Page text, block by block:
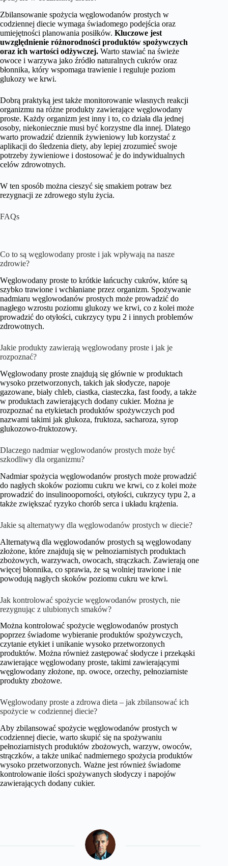
Zbilansowanie spożycia węglowodanów prostych w
codziennej diecie wymaga świadomego podejścia oraz
umiejętności planowania posiłków. Kluczowe jest
uwzględnienie różnorodności produktów spożywczych
oraz ich wartości odżywczej. Warto stawiać na świeże
owoce i warzywa jako źródło naturalnych cukrów oraz
błonnika, który wspomaga trawienie i reguluje poziom
glukozy we krwi.
Dobrą praktyką jest także monitorowanie własnych reakcji
organizmu na różne produkty zawierające węglowodany
proste. Każdy organizm jest inny i to, co działa dla jednej
osoby, niekoniecznie musi być korzystne dla innej. Dlatego
warto prowadzić dziennik żywieniowy lub korzystać z
aplikacji do śledzenia diety, aby lepiej zrozumieć swoje
potrzeby żywieniowe i dostosować je do indywidualnych
celów zdrowotnych.
W ten sposób można cieszyć się smakiem potraw bez
rezygnacji ze zdrowego stylu życia.
FAQs
Co to są węglowodany proste i jak wpływają na nasze
zdrowie?
Węglowodany proste to krótkie łańcuchy cukrów, które są
szybko trawione i wchłaniane przez organizm. Spożywanie
nadmiaru węglowodanów prostych może prowadzić do
nagłego wzrostu poziomu glukozy we krwi, co z kolei może
prowadzić do otyłości, cukrzycy typu 2 i innych problemów
zdrowotnych.
Jakie produkty zawierają węglowodany proste i jak je
rozpoznać?
Węglowodany proste znajdują się głównie w produktach
wysoko przetworzonych, takich jak słodycze, napoje
gazowane, biały chleb, ciastka, ciasteczka, fast foody, a także
w produktach zawierających dodany cukier. Można je
rozpoznać na etykietach produktów spożywczych pod
nazwami takimi jak glukoza, fruktoza, sacharoza, syrop
glukozowo-fruktozowy.
Dlaczego nadmiar węglowodanów prostych może być
szkodliwy dla organizmu?
Nadmiar spożycia węglowodanów prostych może prowadzić
do nagłych skoków poziomu cukru we krwi, co z kolei może
prowadzić do insulinooporności, otyłości, cukrzycy typu 2, a
także zwiększać ryzyko chorób serca i układu krążenia.
Jakie są alternatywy dla węglowodanów prostych w diecie?
Alternatywą dla węglowodanów prostych są węglowodany
złożone, które znajdują się w pełnoziarnistych produktach
zbożowych, warzywach, owocach, strączkach. Zawierają one
więcej błonnika, co sprawia, że są wolniej trawione i nie
powodują nagłych skoków poziomu cukru we krwi.
Jak kontrolować spożycie węglowodanów prostych, nie
rezygnując z ulubionych smaków?
Można kontrolować spożycie węglowodanów prostych
poprzez świadome wybieranie produktów spożywczych,
czytanie etykiet i unikanie wysoko przetworzonych
produktów. Można również zastępować słodycze i przekąski
zawierające węglowodany proste, takimi zawierającymi
węglowodany złożone, np. owoce, orzechy, pełnoziarniste
produkty zbożowe.
Węglowodany proste a zdrowa dieta – jak zbilansować ich
spożycie w codziennej diecie?
Aby zbilansować spożycie węglowodanów prostych w
codziennej diecie, warto skupić się na spożywaniu
pełnoziarnistych produktów zbożowych, warzyw, owoców,
strączków, a także unikać nadmiernego spożycia produktów
wysoko przetworzonych. Ważne jest również świadome
kontrolowanie ilości spożywanych słodyczy i napojów
zawierających dodany cukier.